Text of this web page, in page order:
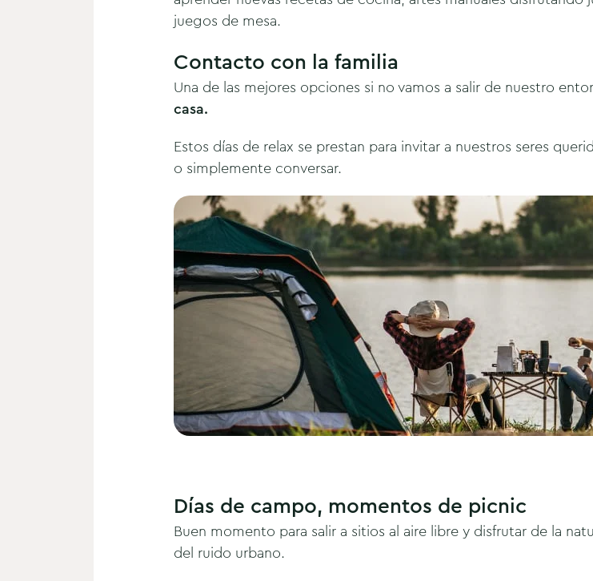
juegos de mesa.
Contacto con la familia
Una de las mejores opciones si no vamos a salir de nuestro
casa.
Estos días de relax se prestan para invitar a nuestros seres
o simplemente conversar.
Días de campo, momentos de picnic
Buen momento para salir a sitios al aire libre y disfrutar de la
del ruido urbano.